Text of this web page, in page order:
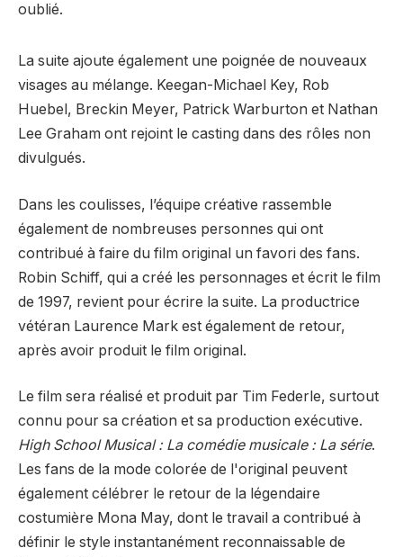
oublié.
La suite ajoute également une poignée de nouveaux
visages au mélange. Keegan-Michael Key, Rob
Huebel, Breckin Meyer, Patrick Warburton et Nathan
Lee Graham ont rejoint le casting dans des rôles non
divulgués.
Dans les coulisses, l’équipe créative rassemble
également de nombreuses personnes qui ont
contribué à faire du film original un favori des fans.
Robin Schiff, qui a créé les personnages et écrit le film
de 1997, revient pour écrire la suite. La productrice
vétéran Laurence Mark est également de retour,
après avoir produit le film original.
Le film sera réalisé et produit par Tim Federle, surtout
connu pour sa création et sa production exécutive.
High School Musical : La comédie musicale : La série.
Les fans de la mode colorée de l'original peuvent
également célébrer le retour de la légendaire
costumière Mona May, dont le travail a contribué à
définir le style instantanément reconnaissable de